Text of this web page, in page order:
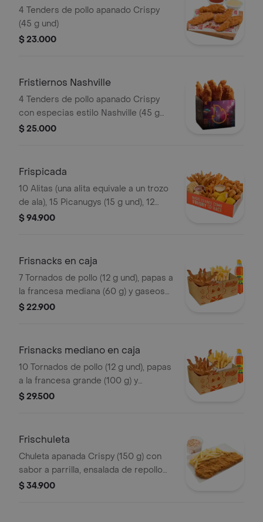
4 Tenders de pollo apanado Crispy
(45 g und)
$ 23.000
Fristiernos Nashville
4 Tenders de pollo apanado Crispy
con especias estilo Nashville (45 g
und), sirope de miel picante. Imagen
$ 25.000
Frispicada
10 Alitas (una alita equivale a un trozo
de ala), 15 Picanugys (15 g und), 12
tornados de pollo (12 g und), 15
$ 94.900
Frisnacks en caja
7 Tornados de pollo (12 g und), papas a
la francesa mediana (60 g) y gaseosa
(470 ml)
$ 22.900
Frisnacks mediano en caja
10 Tornados de pollo (12 g und), papas
a la francesa grande (100 g) y
gaseosa (470 ml)
$ 29.500
Frischuleta
Chuleta apanada Crispy (150 g) con
sabor a parrilla, ensalada de repollo
personal (145 g) y papas a la francesa
$ 34.900